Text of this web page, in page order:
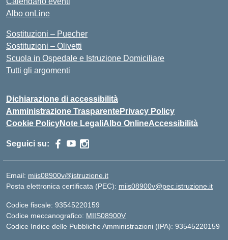
Albo onLine
Sostituzioni – Puecher
Sostituzioni – Olivetti
Scuola in Ospedale e Istruzione Domiciliare
Tutti gli argomenti
Dichiarazione di accessibilità
Amministrazione TrasparentePrivacy Policy
Cookie PolicyNote LegaliAlbo OnlineAccessibilità
Seguici su:
Email: miis08900v@istruzione.it
Posta elettronica certificata (PEC): miis08900v@pec.istruzione.it
Codice fiscale: 93545220159
Codice meccanografico: MIIS08900V
Codice Indice delle Pubbliche Amministrazioni (IPA): 93545220159